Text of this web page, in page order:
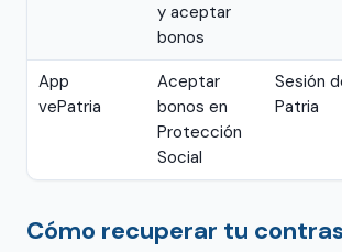
y aceptar
bonos
App
vePatria
Aceptar
bonos en
Protección
Social
Sesión
Patria
Cómo recuperar tu